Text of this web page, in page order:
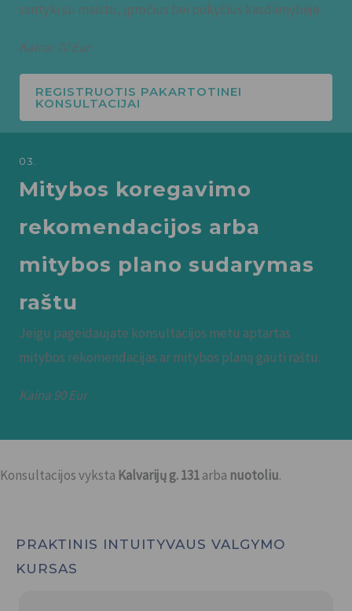
santykį su maistu, įpročius bei pokyčius kasdienybėje.
Kaina: 70 Eur
REGISTRUOTIS PAKARTOTINEI
KONSULTACIJAI
03.
Mitybos koregavimo
rekomendacijos arba
mitybos plano sudarymas
raštu
Jeigu pageidaujate konsultacijos metu aptartas
mitybos rekomendacijas ar mitybos planą gauti raštu.
Kaina 90 Eur
Konsultacijos vyksta Kalvarijų g. 131arba nuotoliu.
PRAKTINIS INTUITYVAUS VALGYMO
KURSAS